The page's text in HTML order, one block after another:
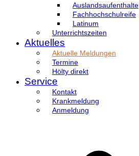
Auslandsaufenthalte
Fachhochschulreife
Latinum
Unterrichtszeiten
Aktuelles
Aktuelle Meldungen
Termine
Hölty direkt
Service
Kontakt
Krankmeldung
Anmeldung